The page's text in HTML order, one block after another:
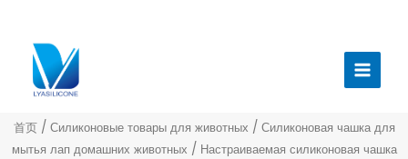
меню
首页/ Силиконовые товары для животных / Силиконовая чашка для
мытья лап домашних животных / Настраиваемая силиконовая чашка